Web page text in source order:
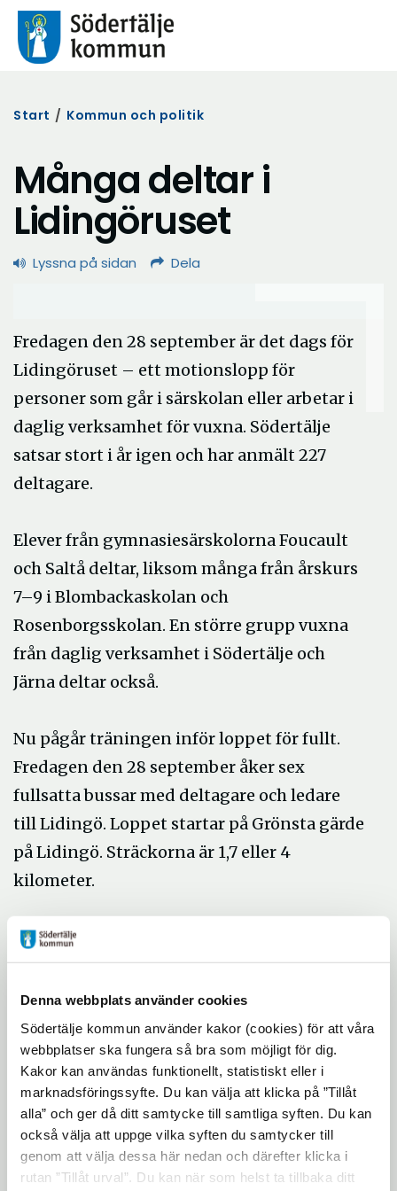
Denna webbplats använder cookies
Södertälje kommun använder kakor (cookies) för att våra
webbplatser ska fungera så bra som möjligt för dig.
Kakor kan användas funktionellt, statistiskt eller i
marknadsföringssyfte. Du kan välja att klicka på ”Tillåt
alla” och ger då ditt samtycke till samtliga syften. Du kan
också välja att uppge vilka syften du samtycker till
genom att välja dessa här nedan och därefter klicka i
rutan ”Tillåt urval”. Du kan när som helst ta tillbaka ditt
Start / Kommun och politik
Många deltar i
Lidingöruset
Lyssna på sidan Dela
Fredagen den 28 september är det dags för
Lidingöruset – ett motionslopp för
personer som går i särskolan eller arbetar i
daglig verksamhet för vuxna. Södertälje
satsar stort i år igen och har anmält 227
deltagare.
Elever från gymnasiesärskolorna Foucault
och Saltå deltar, liksom många från årskurs
7–9 i Blombackaskolan och
Rosenborgsskolan. En större grupp vuxna
från daglig verksamhet i Södertälje och
Järna deltar också.
Nu pågår träningen inför loppet för fullt.
Fredagen den 28 september åker sex
fullsatta bussar med deltagare och ledare
till Lidingö. Loppet startar på Grönsta gärde
på Lidingö. Sträckorna är 1,7 eller 4
kilometer.
– Det är viktigt att bygga upp en vana att
motionera och ha ett mål att träna för, säger
Christofer Martinson, som arbetar med
fritid för funktionshindrade i Södertälje
kommun.
Lidingöloppet har sedan starten 1965 blivit
Sveriges största terränglopp. Över 28 000
deltagare är anmälda till loppet den 29